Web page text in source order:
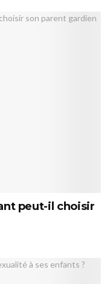
peut-il choisir